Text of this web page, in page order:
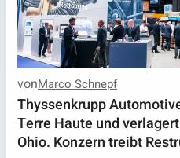
vonMarco Schnepf
Thyssenkrupp
Terre Haute und
Ohio. Konzern treibt